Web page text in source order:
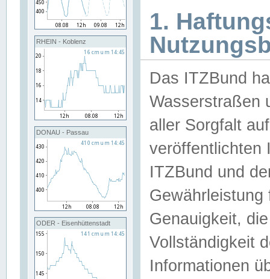
RHEIN - Koblenz
DONAU - Passau
ODER - Eisenhüttenstadt
1.
Das ITZBund
Wasserstraßen
aller Sorgfalt
veröffentlichten
ITZBund und
Genauigkeit,
Vollständigkeit
Informationen